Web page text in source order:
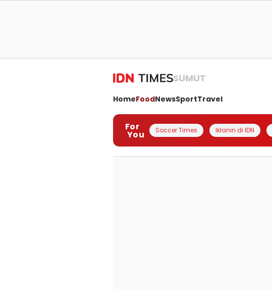
SUMUT
HomeFoodNewsSportTravel
For
You Soccer Times Iklanin di IDN